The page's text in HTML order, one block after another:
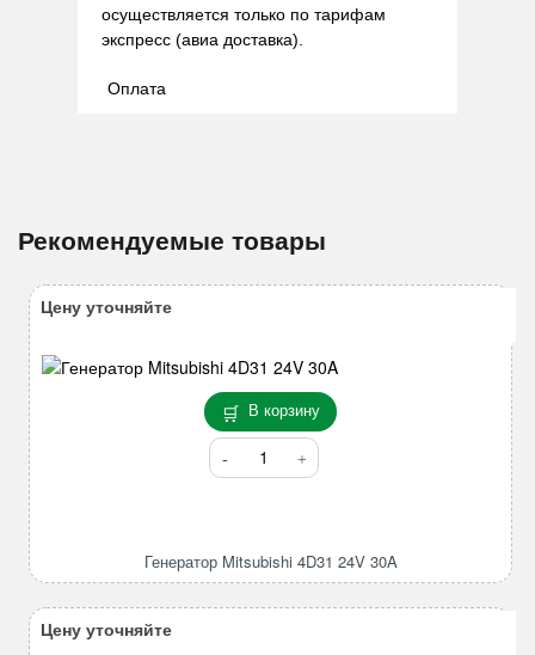
осуществляется только по тарифам
экспресс (авиа доставка).
Оплата
Рекомендуемые товары
В корзину
Количество
товара
24V
Генератор Mitsubishi 4D31 24V 30A
Цену уточняйте
Цену уточняйте